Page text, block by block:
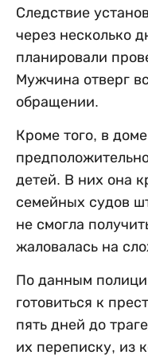
Следствие
через несколько
планировали
Мужчина отверг
обращении.
Кроме того, в
детей. В них она
семейных судов
не смогла
жаловалась на
По данным
готовиться к
пять дней до
их переписку, из